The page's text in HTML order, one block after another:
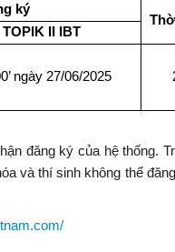
ký
TOPIK II
IBT
ngày 27/06/2025
đăng ký của hệ thống.
và thí sinh không thể